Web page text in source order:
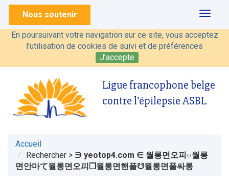
En poursuivant votre navigation sur ce site, vous acceptez
l’utilisation de cookies de suivi et de préférences
J’accepte
Ligue francophone belge
contre l’épilepsie ASBL
Nous soutenir
Toggle
Accueil
Rechercher > ∋ yeotop4.com ∈ 월롱면오피○월롱
면안마て월롱면오피❐월롱면핸플☋월롱면풀싸롱